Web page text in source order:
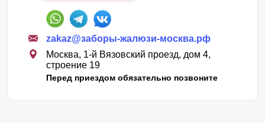
zakaz@заборы-жалюзи-москва.рф
Москва, 1-й Вязовский проезд, дом 4,
строение 19
Перед приездом обязательно позвоните